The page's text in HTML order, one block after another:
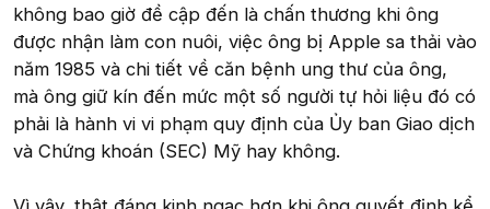
không bao giờ đề cập đến là chấn thương khi ông
được nhận làm con nuôi, việc ông bị Apple sa thải vào
năm 1985 và chi tiết về căn bệnh ung thư của ông,
mà ông giữ kín đến mức một số người tự hỏi liệu đó có
phải là hành vi vi phạm quy định của Ủy ban Giao dịch
và Chứng khoán (SEC) Mỹ hay không.